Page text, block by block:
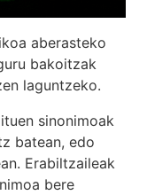
aberasteko
bakoitzak
laguntzeko.
sinonimoak
batean, edo
Erabiltzaileak
bere